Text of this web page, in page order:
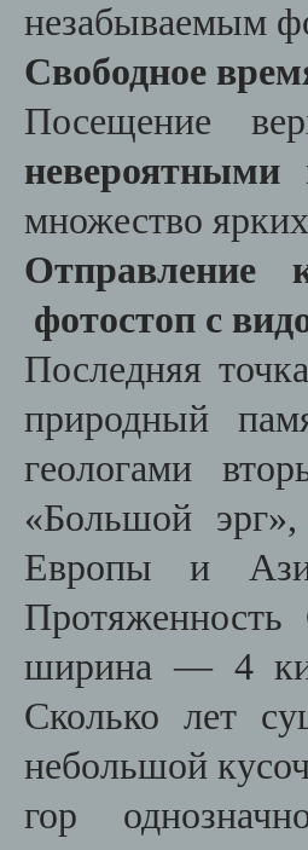
незабываемым
Свободное
Посещение
невероятными
множество
Отправление
фотостоп с
Последняя
природный
геологами
«Большой
Европы и
ширина — 4
Сколько лет
небольшой
гор